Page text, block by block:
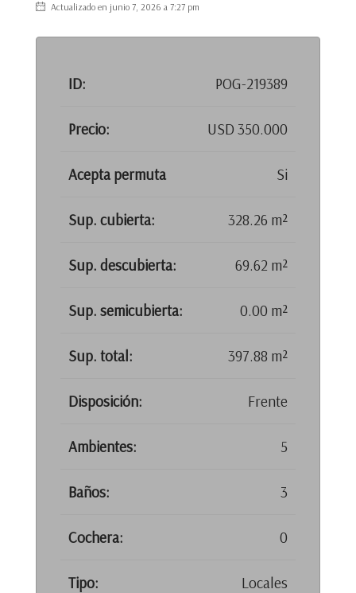
Actualizado en junio 7, 2026 a 7:27 pm
ID: POG-219389
Precio: USD 350.000
Acepta permuta Si
Sup. cubierta: 328.26 m²
Sup. descubierta: 69.62 m²
Sup. semicubierta: 0.00 m²
Sup. total: 397.88 m²
Disposición: Frente
Ambientes: 5
Baños: 3
Cochera: 0
Tipo:
Locales